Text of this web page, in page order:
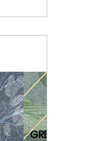
GRESS